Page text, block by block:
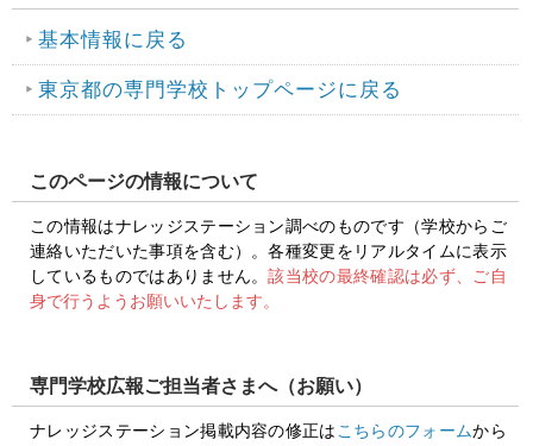
基本情報に戻る
東京都の専門学校トップページに戻る
このページの情報について
この情報はナレッジステーション調べのものです（学校からご
連絡いただいた事項を含む）。各種変更をリアルタイムに表示
しているものではありません。該当校の最終確認は必ず、ご自
身で行うようお願いいたします。
専門学校広報ご担当者さまへ（お願い）
ナレッジステーション掲載内容の修正は こちらのフォームから